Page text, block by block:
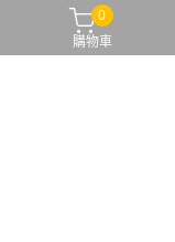
0
購物車